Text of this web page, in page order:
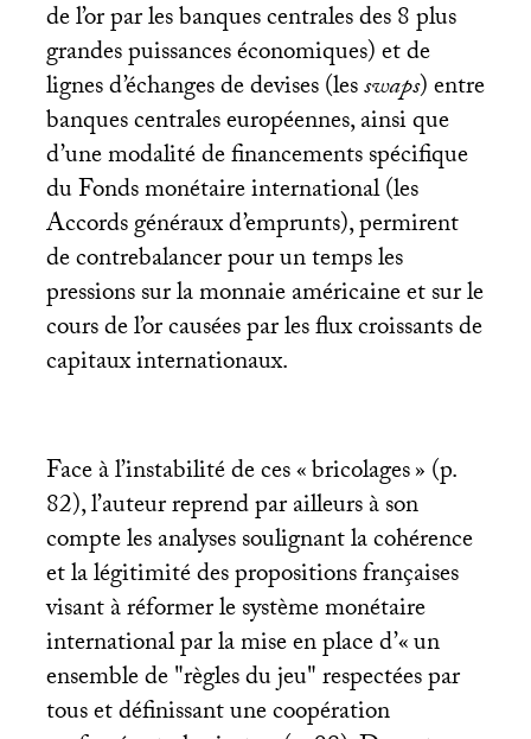
de l’or par les banques centrales des 8 plus
grandes puissances économiques) et de
lignes d’échanges de devises (lesswaps) entre
banques centrales européennes, ainsi que
d’une modalité de financements spécifique
du Fonds monétaire international (les
Accords généraux d’emprunts), permirent
de contrebalancer pour un temps les
pressions sur la monnaie américaine et sur le
cours de l’or causées par les flux croissants de
capitaux internationaux.
Face à l’instabilité de ces «bricolages» (p.
82), l’auteur reprend par ailleurs à son
compte les analyses soulignant la cohérence
et la légitimité des propositions françaises
visant à réformer le système monétaire
international par la mise en place d’«un
ensemble de "règles du jeu" respectées par
tous et définissant une coopération